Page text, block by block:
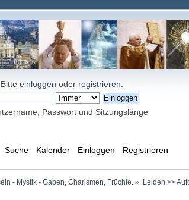
. Bitteeinloggen oder registrieren
Passwort und Sitzungslänge
Suche Kalender Einloggen Registrieren
- Mystik - Gaben, Charismen, Früchte.» Leiden >>